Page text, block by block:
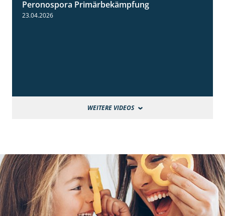
Peronospora Primärbekämpfung
23.04.2026
WEITERE VIDEOS